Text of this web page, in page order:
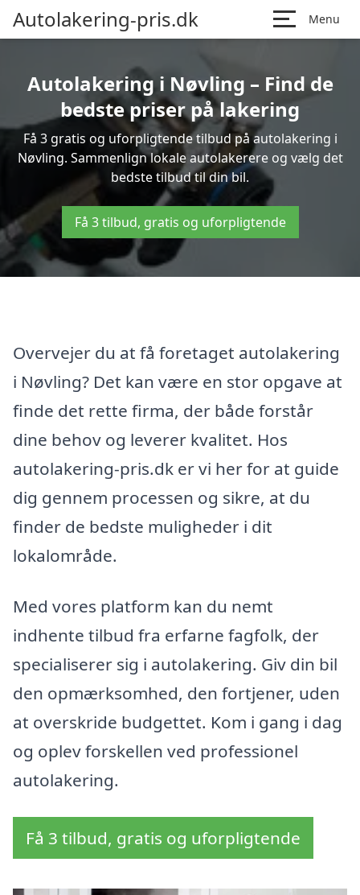
Autolakering-pris.dk Menu
Autolakering i Nøvling – Find de
bedste priser på lakering
Få 3 gratis og uforpligtende tilbud på autolakering i
Nøvling. Sammenlign lokale autolakerere og vælg det
bedste tilbud til din bil.
Få 3 tilbud, gratis og uforpligtende
Overvejer du at få foretaget autolakering
i Nøvling? Det kan være en stor opgave at
finde det rette firma, der både forstår
dine behov og leverer kvalitet. Hos
autolakering-pris.dk er vi her for at guide
dig gennem processen og sikre, at du
finder de bedste muligheder i dit
lokalområde.
Med vores platform kan du nemt
indhente tilbud fra erfarne fagfolk, der
specialiserer sig i autolakering. Giv din bil
den opmærksomhed, den fortjener, uden
at overskride budgettet. Kom i gang i dag
og oplev forskellen ved professionel
autolakering.
Få 3 tilbud, gratis og uforpligtende